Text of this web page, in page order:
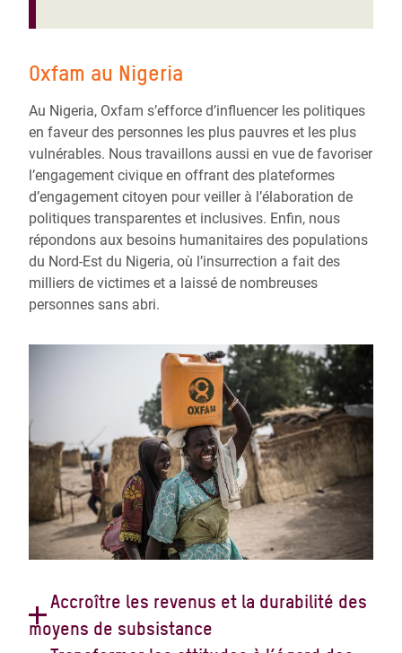
Oxfam au Nigeria
Au Nigeria, Oxfam s’efforce d’influencer les politiques
en faveur des personnes les plus pauvres et les plus
vulnérables. Nous travaillons aussi en vue de favoriser
l’engagement civique en offrant des plateformes
d’engagement citoyen pour veiller à l’élaboration de
politiques transparentes et inclusives. Enfin, nous
répondons aux besoins humanitaires des populations
du Nord-Est du Nigeria, où l’insurrection a fait des
milliers de victimes et a laissé de nombreuses
personnes sans abri.
Accroître les revenus et la durabilité des
moyens de subsistance